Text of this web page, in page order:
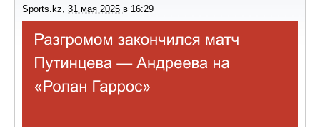
Sports.kz, 31 мая 2025 в 16:29